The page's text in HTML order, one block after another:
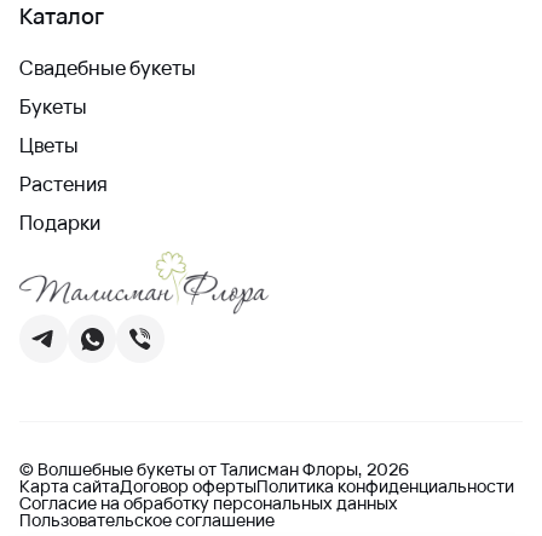
Каталог
Свадебные букеты
Букеты
Цветы
Растения
Подарки
© Волшебные букеты от Талисман Флоры, 2026
Карта сайтаДоговор офертыПолитика конфиденциальности
Согласие на обработку персональных данных
Пользовательское соглашение